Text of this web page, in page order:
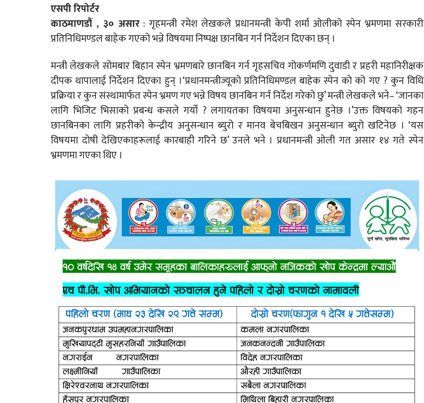
एसपी रिपोर्टर
काठमाणडौं , ३० असार: गृहमन्त्री रमेश लेखकले प्रधानमन्त्री केपी शर्मा ओलीको स्पेन भ्रमणमा सरकारी
प्रतिनिधिमण्डल बाहेक गएको भन्ने विषयमा निष्पक्ष छानबिन गर्न निर्देशन दिएका छन् ।
मन्त्री लेखकले सोमबार बिहान स्पेन भ्रमणबारे छानबिन गर्न गृहसचिव गोकर्णमणि दुवाडी र प्रहरी महानिरीक्षक
दीपक थापालाई निर्देशन दिएका हुन् ।‘प्रधानमन्त्रीज्यूको प्रतिनिधिमण्डल बाहेक स्पेन को को गए ? कुन विधि
प्रक्रिया र कुन संस्थामार्फत स्पेन भ्रमण गए भन्ने विषय छानबिन गर्न निर्देश गरेको छु’ मन्त्री लेखकले भने– ‘जानका
लागि भिजिट भिसाको प्रबन्ध कसले गर्यो ? लगायतका विषयमा अनुसन्धान हुनेछ ।’उक्त विषयको गहन
छानबिनका लागि प्रहरीको केन्द्रीय अनुसन्धान ब्युरो र मानव बेचबिखन अनुसन्धान ब्युरो खटिनेछ । ‘यस
विषयमा दोषी देखिएकाहरूलाई कारबाही गरिने छ’ उनले भने । प्रधानमन्त्री ओली गत असार १४ गते स्पेन
भ्रमणमा गएका थिए ।